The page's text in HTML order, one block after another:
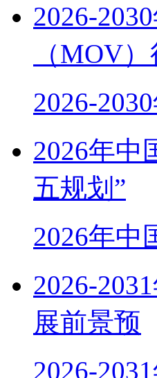
2026-
（MOV
2026-
2026年中
五规划”
2026年中
2026-
展前景预
2026-